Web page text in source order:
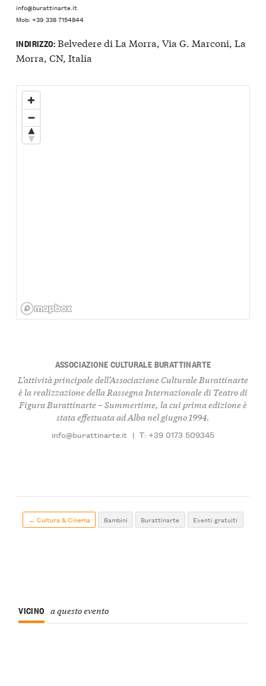
info@burattinarte.it
Mob: +39 338 7154844
INDIRIZZO:Belvedere di La Morra, Via G. Marconi, La
Morra, CN, Italia
ASSOCIAZIONE CULTURALE BURATTINARTE
L’attività principale dell’Associazione Culturale Burattinarte
è la realizzazione della Rassegna Internazionale di Teatro di
FiguraBurattinarte – Summertime, la cui prima edizione è
stata effettuata ad Alba nel giugno 1994.
info@burattinarte.it | T: +39 0173 509345
← Cultura & Cinema Bambini Burattinarte Eventi gratuiti
VICINO a questo evento